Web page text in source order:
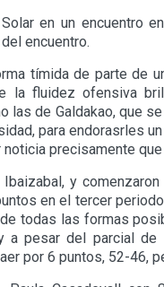
en un encuentro
encuentro.
tímida de parte de
la fluidez ofensiva
las de Galdakao, que
para endorasrles
precisamente
y
en el tercer
todas las formas
a pesar del parcial
por 6 puntos, 52-46,